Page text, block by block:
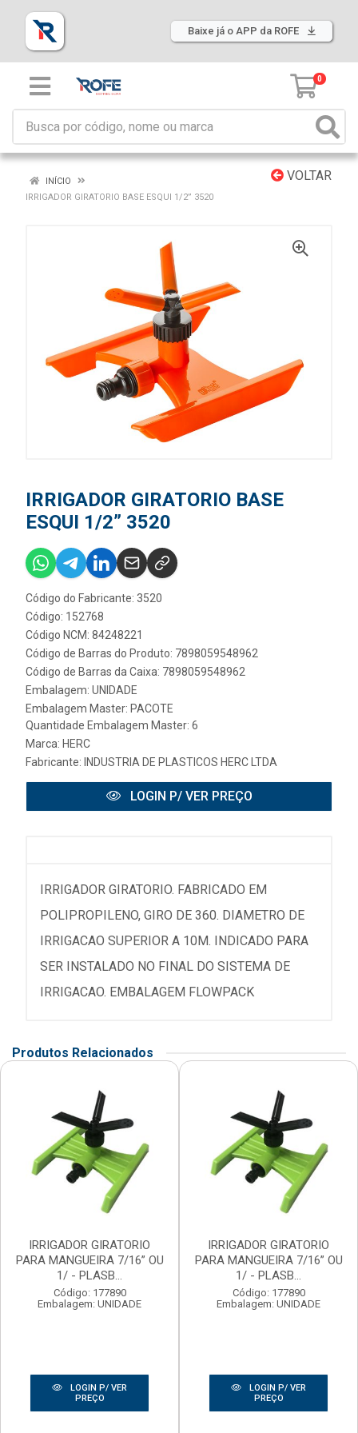
Baixe já o APP da ROFE
0
VOLTAR
INÍCIO
IRRIGADOR GIRATORIO BASE ESQUI 1/2” 3520
IRRIGADOR GIRATORIO BASE
ESQUI 1/2” 3520
Código do Fabricante: 3520
Código: 152768
Código NCM: 84248221
Código de Barras do Produto: 7898059548962
Código de Barras da Caixa: 7898059548962
Embalagem: UNIDADE
Embalagem Master: PACOTE
Quantidade Embalagem Master: 6
Marca: HERC
Fabricante: INDUSTRIA DE PLASTICOS HERC LTDA
LOGIN P/ VER PREÇO
IRRIGADOR GIRATORIO. FABRICADO EM
POLIPROPILENO, GIRO DE 360. DIAMETRO DE
IRRIGACAO SUPERIOR A 10M. INDICADO PARA
SER INSTALADO NO FINAL DO SISTEMA DE
IRRIGACAO. EMBALAGEM FLOWPACK
Produtos Relacionados
IRRIGADOR GIRATORIO
PARA MANGUEIRA 7/16” OU
1/ - PLASB...
Código: 177890
Embalagem: UNIDADE
LOGIN P/ VER
PREÇO
IRRIGADOR GIRATORIO
PARA MANGUEIRA 7/16” OU
1/ - PLASB...
Código: 177890
Embalagem: UNIDADE
LOGIN P/ VER
PREÇO